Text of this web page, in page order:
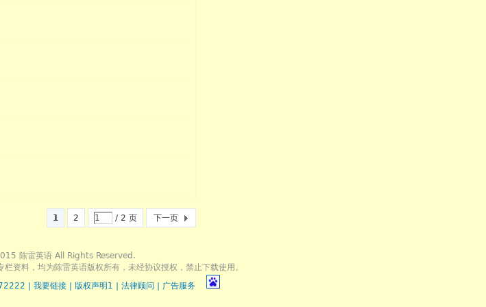
1 2 / 2 页 下一页
陈雷英语 All Rights Reserved.
资料，均为陈雷英语版权所有，未经协议授权，禁止下载使用。
我要链接 版权声明1 法律顾问 广告服务